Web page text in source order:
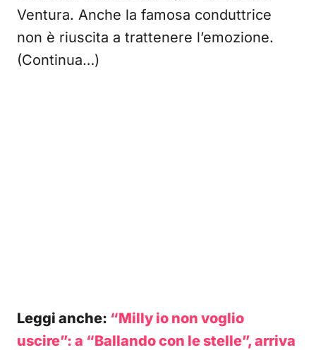
Ventura. Anche la famosa conduttrice
non è riuscita a trattenere l’emozione.
(Continua…)
Leggi anche: “Milly io non voglio
uscire”: a “Ballando con le stelle”, arriva